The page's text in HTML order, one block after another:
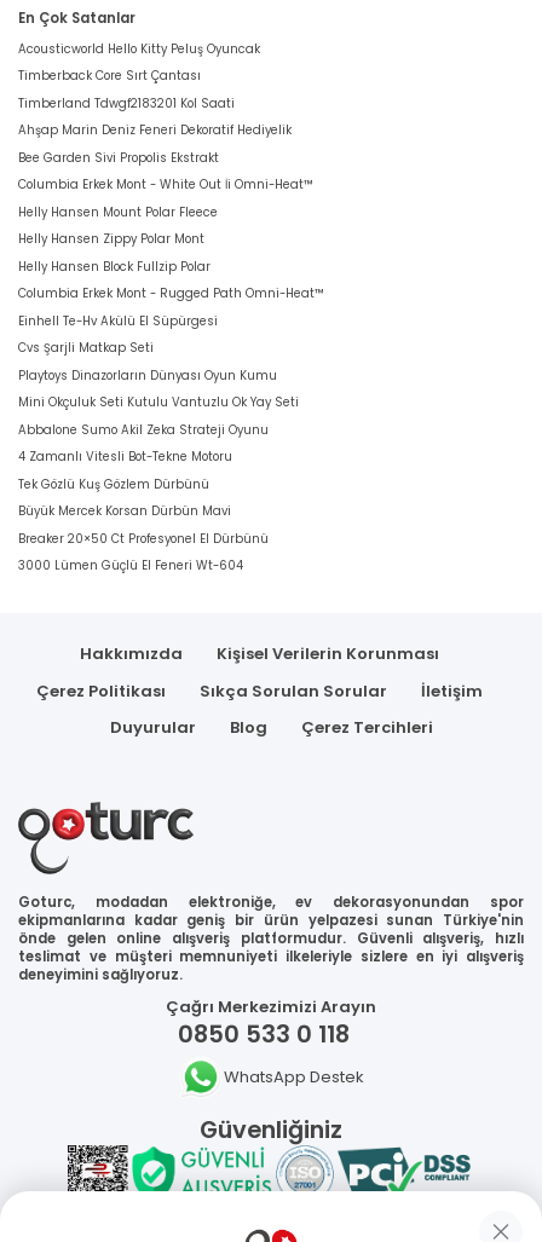
En Çok Satanlar
Acousticworld Hello Kitty Peluş Oyuncak
Timberback Core Sırt Çantası
Timberland Tdwgf2183201 Kol Saati
Ahşap Marin Deniz Feneri Dekoratif Hediyelik
Bee Garden Sivi Propolis Ekstrakt
Columbia Erkek Mont - White Out İi Omni-Heat™
Helly Hansen Mount Polar Fleece
Helly Hansen Zippy Polar Mont
Helly Hansen Block Fullzip Polar
Columbia Erkek Mont - Rugged Path Omni-Heat™
Einhell Te-Hv Akülü El Süpürgesi
Cvs Şarjli Matkap Seti
Playtoys Dinazorların Dünyası Oyun Kumu
Mini Okçuluk Seti Kutulu Vantuzlu Ok Yay Seti
Abbalone Sumo Akil Zeka Strateji Oyunu
4 Zamanlı Vitesli Bot-Tekne Motoru
Tek Gözlü Kuş Gözlem Dürbünü
Büyük Mercek Korsan Dürbün Mavi
Breaker 20×50 Ct Profesyonel El Dürbünü
3000 Lümen Güçlü El Feneri Wt-604
Hakkımızda
Kişisel Verilerin Korunması
Çerez Politikası
Sıkça Sorulan Sorular
İletişim
Duyurular
Blog Çerez Tercihleri
Goturc, modadan elektroniğe, ev dekorasyonundan spor
ekipmanlarına kadar geniş bir ürün yelpazesi sunan Türkiye'nin
önde gelen online alışveriş platformudur. Güvenli alışveriş, hızlı
teslimat ve müşteri memnuniyeti ilkeleriyle sizlere en iyi alışveriş
deneyimini sağlıyoruz.
Çağrı Merkezimizi Arayın
0850 533 0 118
WhatsApp Destek
Güvenliğiniz
Sosyal Medya